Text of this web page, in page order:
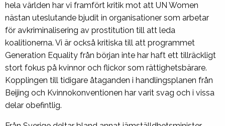
hela världen har vi framfört kritik mot att UN Women
nästan uteslutande bjudit in organisationer som arbetar
för avkriminalisering av prostitution till att leda
koalitionerna. Vi är också kritiska till att programmet
Generation Equality från början inte har haft ett tillräckligt
stort fokus på kvinnor och flickor som rättighetsbärare.
Kopplingen till tidigare åtaganden i handlingsplanen från
Beijing och Kvinnokonventionen har varit svag och i vissa
delar obefintlig.